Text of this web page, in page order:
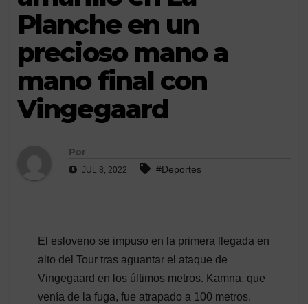
Planche en un
precioso mano a
mano final con
Vingegaard
Por
JUL 8, 2022 #Deportes
El esloveno se impuso en la primera llegada en
alto del Tour tras aguantar el ataque de
Vingegaard en los últimos metros. Kamna, que
venía de la fuga, fue atrapado a 100 metros.